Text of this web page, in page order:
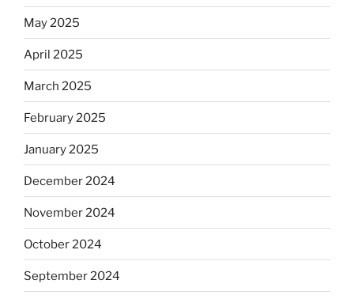
May 2025
April 2025
March 2025
February 2025
January 2025
December 2024
November 2024
October 2024
September 2024